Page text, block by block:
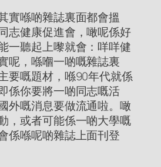
實喺啲雜誌裏面都會搵
志健康促進會，噉呢係好
一聽起上嚟就會：咩咩健
呢，喺嗰一啲嘅雜誌裏
要嘅題材，喺90年代就係
係你要將一啲同志嘅活
外嘅消息要做流通啦。噉
，或者可能係一啲大學嘅
係喺呢啲雜誌上面刊登